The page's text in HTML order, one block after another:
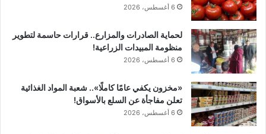
6 أغسطس، 2026
لحماية الصادرات والمزارع.. قرارات حاسمة لتطوير
منظومة المبيدات الزراعية!
6 أغسطس، 2026
«مخزون يكفي عامًا كاملًا».. شعبة المواد الغذائية
تعلن مفاجأة عن السلع بالأسواق!
6 أغسطس، 2026